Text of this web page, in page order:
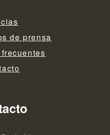
de prensa